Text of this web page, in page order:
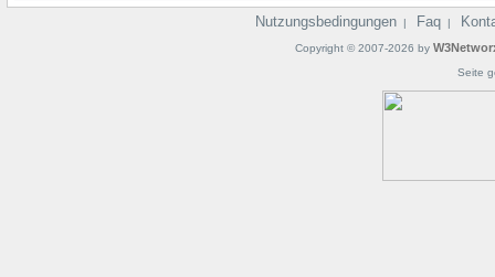
Nutzungsbedingungen | Faq |
Copyright © 2007-2026 by
Seite